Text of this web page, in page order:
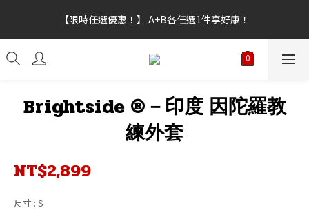
【新功能試營運】會員點數上線，不限訂單金額皆可折抵，折抵點
數無上限。
【限時任選優惠！】 A+B各任選1件享好康！
【新功能試營運】會員點數上線，不限訂單金額皆可折抵，折抵點
數無上限。
Brightside ®－印度 因陀羅教
練外套
NT$2,899
尺寸 : S